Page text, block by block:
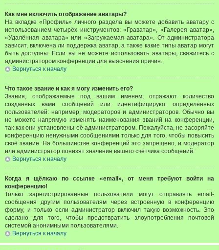
Как мне включить отображение аватары?
На вкладке «Профиль» личного раздела вы можете добавить аватару с
использованием четырёх инструментов: «Граватар», «Галерея аватар»,
«Удалённая аватара» или «Загружаемая аватара». От администратора
зависит, включена ли поддержка аватар, а также какие типы аватар могут
быть доступны. Если вы не можете использовать аватары, свяжитесь с
администратором конференции для выяснения причин.
Вернуться к началу
Что такое звание и как я могу изменить его?
Звания, отображаемые под вашим именем, отражают количество
созданных вами сообщений или идентифицируют определённых
пользователей: например, модераторов и администраторов. Обычно вы
не можете напрямую изменять наименования званий на конференции,
так как они установлены её администратором. Пожалуйста, не засоряйте
конференцию ненужными сообщениями только для того, чтобы повысить
своё звание. На большинстве конференций это запрещено, и модератор
или администратор понизят значение вашего счётчика сообщений.
Вернуться к началу
Когда я щёлкаю по ссылке «email», от меня требуют войти на
конференцию!
Только зарегистрированные пользователи могут отправлять email-
сообщения другим пользователям через встроенную в конференцию
форму, и только если администратор включил такую возможность. Это
сделано для того, чтобы предотвратить злоупотребления почтовой
системой анонимными пользователями.
Вернуться к началу